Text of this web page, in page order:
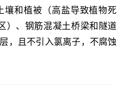
和植被（高盐导致植物死
）、钢筋混凝土桥梁和隧道
，且不引入氯离子，不腐蚀